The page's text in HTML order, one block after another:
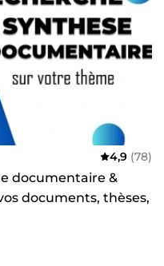
4,9 (78)
documentaire &
documents, thèses,